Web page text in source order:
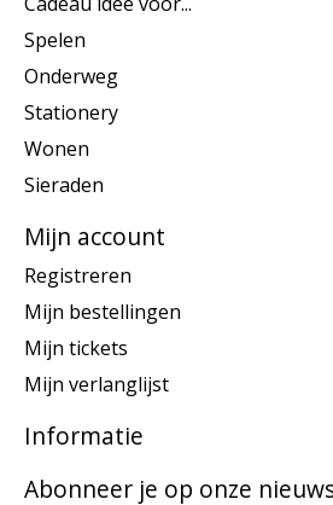
Spelen
Onderweg
Stationery
Wonen
Sieraden
Mijn account
Registreren
Mijn bestellingen
Mijn tickets
Mijn verlanglijst
Informatie
Abonneer je op onze